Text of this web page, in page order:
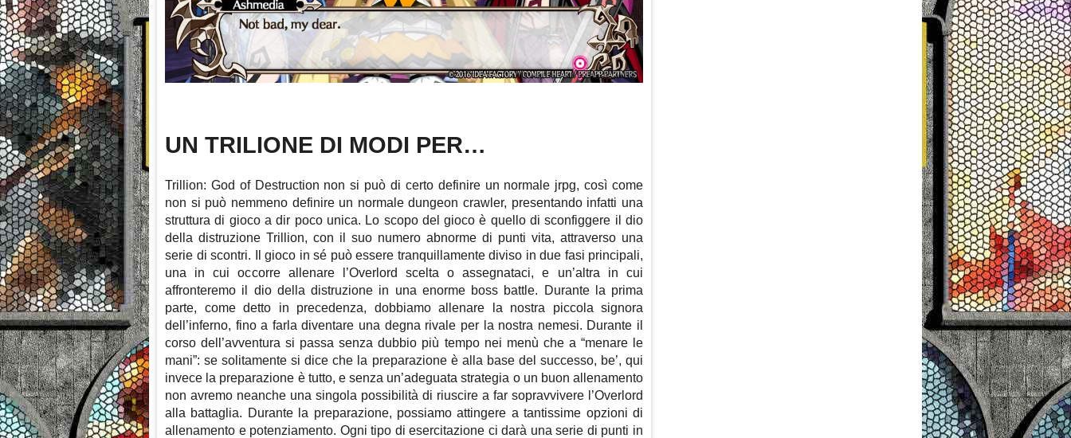
UN TRILIONE DI MODI PER…
Trillion: God of Destruction non si può di certo definire un normale jrpg, così come
non si può nemmeno definire un normale dungeon crawler, presentando infatti una
struttura di gioco a dir poco unica. Lo scopo del gioco è quello di sconfiggere il dio
della distruzione Trillion, con il suo numero abnorme di punti vita, attraverso una
serie di scontri. Il gioco in sé può essere tranquillamente diviso in due fasi principali,
una in cui occorre allenare l’Overlord scelta o assegnataci, e un’altra in cui
affronteremo il dio della distruzione in una enorme boss battle. Durante la prima
parte, come detto in precedenza, dobbiamo allenare la nostra piccola signora
dell’inferno, fino a farla diventare una degna rivale per la nostra nemesi. Durante il
corso dell’avventura si passa senza dubbio più tempo nei menù che a “menare le
mani”: se solitamente si dice che la preparazione è alla base del successo, be’, qui
invece la preparazione è tutto, e senza un’adeguata strategia o un buon allenamento
non avremo neanche una singola possibilità di riuscire a far sopravvivere l’Overlord
alla battaglia. Durante la preparazione, possiamo attingere a tantissime opzioni di
allenamento e potenziamento. Ogni tipo di esercitazione ci darà una serie di punti in